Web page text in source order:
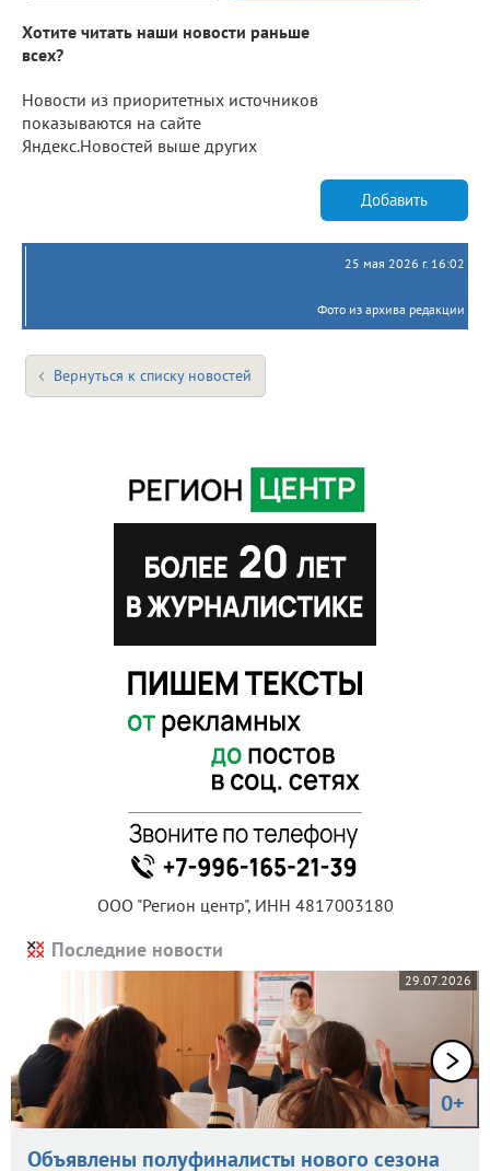
Хотите читать наши новости раньше
всех?
Новости из приоритетных источников
показываются на сайте
Яндекс.Новостей выше других
Добавить
25 мая 2026 г. 16:02
Фото из архива редакции
Вернуться к списку новостей
ООО "Регион центр", ИНН 4817003180
Последние новости
29.07.2026
0+
Объявлены полуфиналисты нового сезона